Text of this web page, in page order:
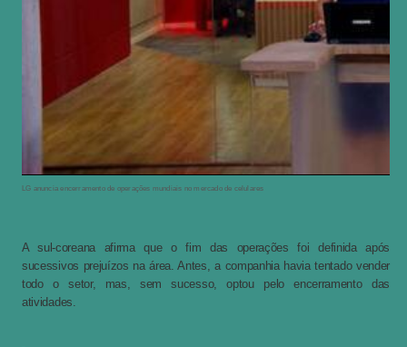
LG anuncia encerramento de operações mundiais no mercado de celulares
A sul-coreana afirma que o fim das operações foi definida após
sucessivos prejuízos na área. Antes, a companhia havia tentado vender
todo o setor, mas, sem sucesso, optou pelo encerramento das
atividades.